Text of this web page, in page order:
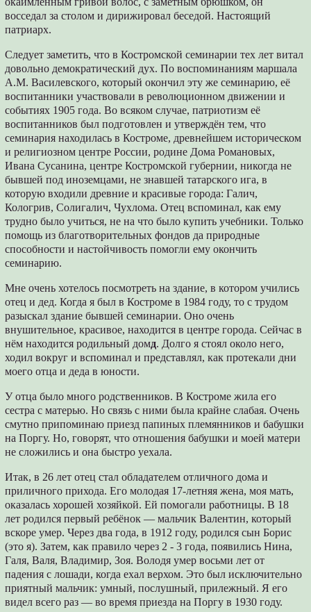
восседал за столом и дирижировал беседой. Настоящий
патриарх.
Следует заметить, что в Костромской семинарии тех лет витал
довольно демократический дух. По воспоминаниям маршала
A.M. Василевского, который окончил эту же семинарию, её
воспитанники участвовали в революционном движении и
событиях 1905 года. Во всяком случае, патриотизм её
воспитанников был подготовлен и утверждён тем, что
семинария находилась в Костроме, древнейшем историческом
и религиозном центре России, родине Дома Романовых,
Ивана Сусанина, центре Костромской губернии, никогда не
бывшей под иноземцами, не знавшей татарского ига, в
которую входили древние и красивые города: Галич,
Кологрив, Солигалич, Чухлома. Отец вспоминал, как ему
трудно было учиться, не на что было купить учебники. Только
помощь из благотворительных фондов да природные
способности и настойчивость помогли ему окончить
семинарию.
Мне очень хотелось посмотреть на здание, в котором учились
отец и дед. Когда я был в Костроме в 1984 году, то с трудом
разыскал здание бывшей семинарии. Оно очень
внушительное, красивое, находится в центре города. Сейчас в
нём находится родильный домд. Долго я стоял около него,
ходил вокруг и вспоминал и представлял, как протекали дни
моего отца и деда в юности.
У отца было много родственников. В Костроме жила его
сестра с матерью. Но связь с ними была крайне слабая. Очень
смутно припоминаю приезд папиных племянников и бабушки
на Поргу. Но, говорят, что отношения бабушки и моей матери
не сложились и она быстро уехала.
Итак, в 26 лет отец стал обладателем отличного дома и
приличного прихода. Его молодая 17-летняя жена, моя мать,
оказалась хорошей хозяйкой. Ей помогали работницы. В 18
лет родился первый ребёнок — мальчик Валентин, который
вскоре умер. Через два года, в 1912 году, родился сын Борис
(это я). Затем, как правило через 2 - 3 года, появились Нина,
Галя, Валя, Владимир, Зоя. Володя умер восьми лет от
падения с лошади, когда ехал верхом. Это был исключительно
приятный мальчик: умный, послушный, прилежный. Я его
видел всего раз — во время приезда на Поргу в 1930 году.